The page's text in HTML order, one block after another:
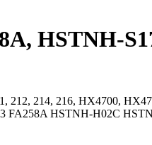
HSTNH-
214, 216, HX4700,
FA258A HSTNH-H02C